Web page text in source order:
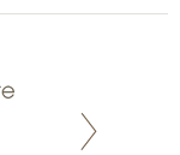
Parce que nous